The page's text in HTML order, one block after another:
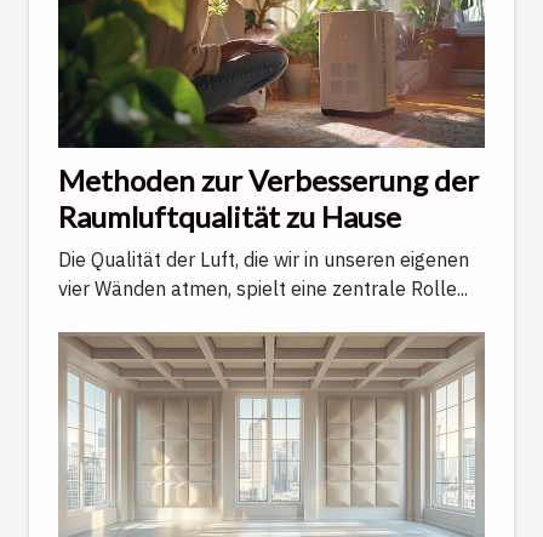
Methoden zur Verbesserung der
Raumluftqualität zu Hause
Die Qualität der Luft, die wir in unseren eigenen
vier Wänden atmen, spielt eine zentrale Rolle...